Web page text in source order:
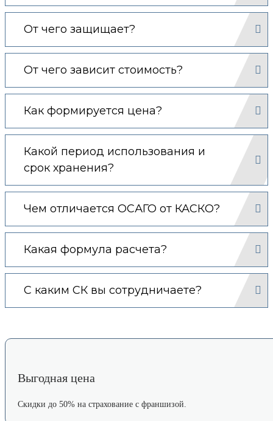
От чего защищает?
От чего зависит стоимость?
Как формируется цена?
Какой период использования и
срок хранения?
Чем отличается ОСАГО от КАСКО?
Какая формула расчета?
С каким СК вы сотрудничаете?
Выгодная цена
Скидки до 50% на страхование с франшизой.